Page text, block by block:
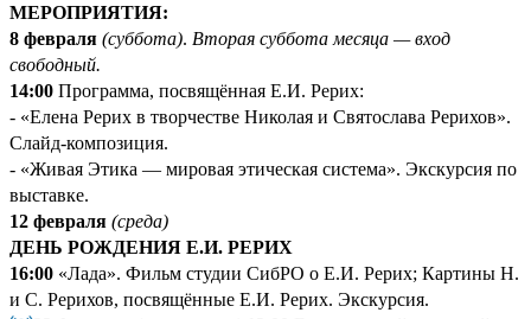
МЕРОПРИЯТИЯ:
8 февраля (суббота). Вторая суббота месяца — вход
свободный.
14:00 Программа, посвящённая Е.И. Рерих:
- «Елена Рерих в творчестве Николая и Святослава Рерихов».
Слайд-композиция.
- «Живая Этика — мировая этическая система». Экскурсия по
выставке.
12 февраля (среда)
ДЕНЬ РОЖДЕНИЯ Е.И. РЕРИХ
16:00 «Лада». Фильм студии СибРО о Е.И. Рерих; Картины Н.
и С. Рерихов, посвящённые Е.И. Рерих. Экскурсия.